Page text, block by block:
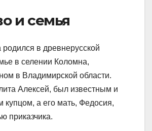
и семья
в древнерусской
в селении Коломна,
в Владимирской области.
Алексей, был известным и
купцом, а его мать, Федосия,
приказчика.